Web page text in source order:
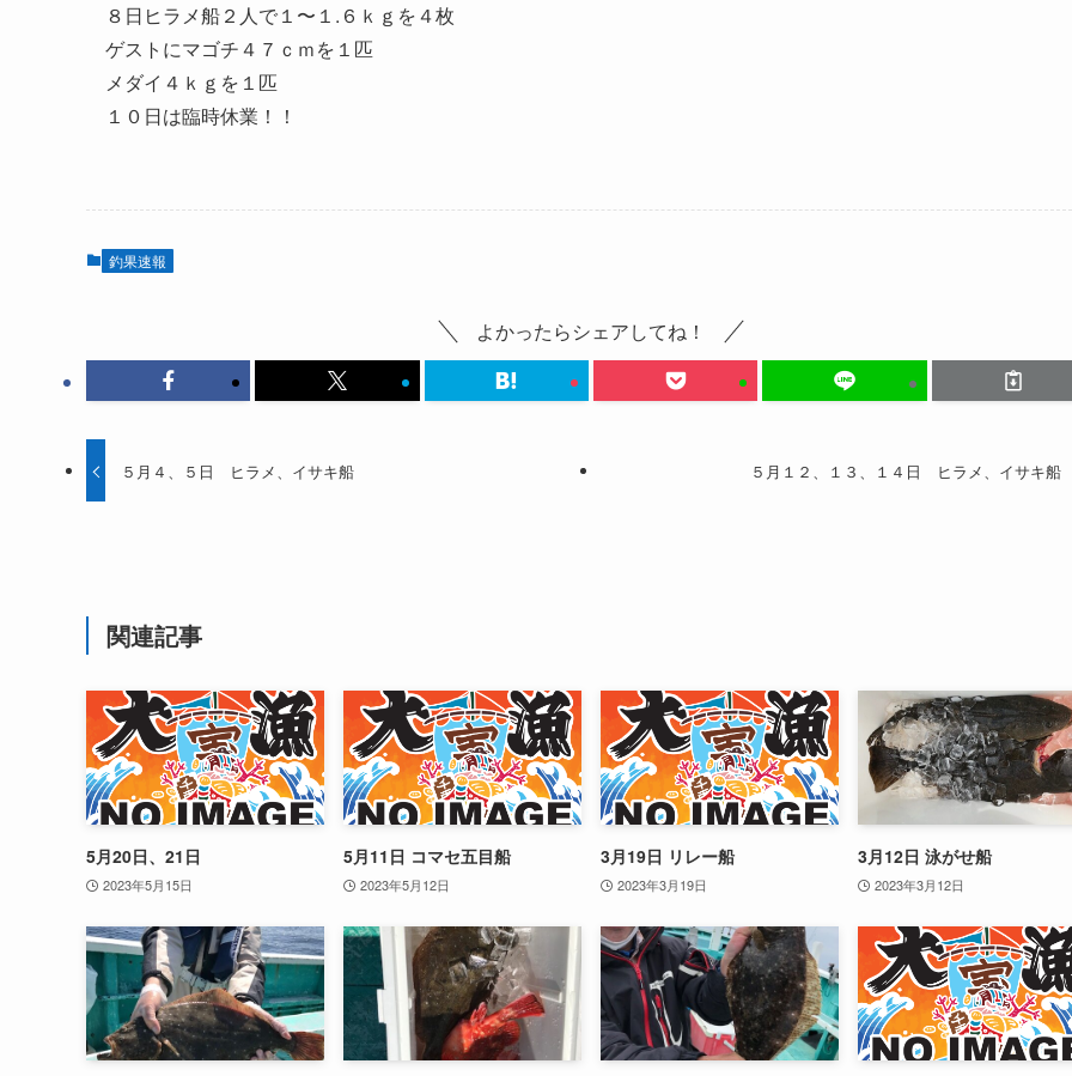
８日ヒラメ船２人で１〜１.６ｋｇを４枚
ゲストにマゴチ４７ｃｍを１匹
メダイ４ｋｇを１匹
１０日は臨時休業！！
釣果速報
よかったらシェアしてね！
５月４、５日 ヒラメ、イサキ船 ５月１２、１３、１４日 ヒラメ、イサキ船
関連記事
5月20日、21日
2023年5月15日
5月11日 コマセ五目船
2023年5月12日
3月19日 リレー船
2023年3月19日
3月12日 泳がせ船
2023年3月12日